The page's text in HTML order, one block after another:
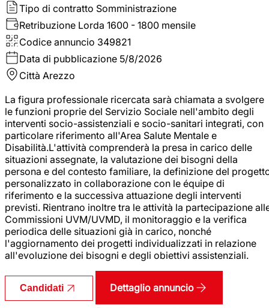
Tipo di contratto Somministrazione
Retribuzione Lorda 1600 - 1800 mensile
Codice annuncio 349821
Data di pubblicazione 5/8/2026
Città Arezzo
La figura professionale ricercata sarà chiamata a svolgere
le funzioni proprie del Servizio Sociale nell'ambito degli
interventi socio-assistenziali e socio-sanitari integrati, con
particolare riferimento all'Area Salute Mentale e
Disabilità.L'attività comprenderà la presa in carico delle
situazioni assegnate, la valutazione dei bisogni della
persona e del contesto familiare, la definizione del
personalizzato in collaborazione con le équipe di
riferimento e la successiva attuazione degli interventi
previsti. Rientrano inoltre tra le attività la partecipazione
Commissioni UVM/UVMD, il monitoraggio e la verifica
periodica delle situazioni già in carico, nonché
l'aggiornamento dei progetti individualizzati in relazione
all'evoluzione dei bisogni e degli obiettivi assistenziali.
Candidati Dettaglio annuncio